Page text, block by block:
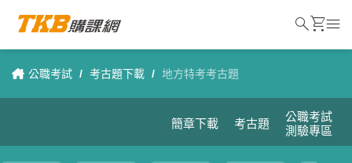
公職考試 / 考古題下載 / 地方特考考古題
簡章下載 考古題
公職考試
測驗專區
searchshopping_cartmenu